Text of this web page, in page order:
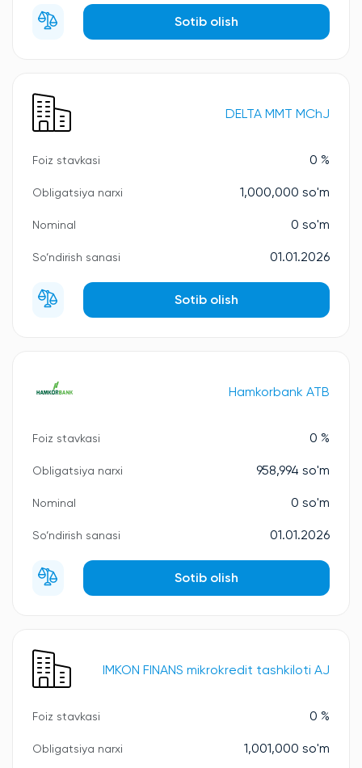
Sotib olish
DELTA MMT MChJ
Foiz stavkasi 0 %
Obligatsiya narxi 1,000,000 so'm
Nominal 0 so'm
So‘ndirish sanasi 01.01.2026
Sotib olish
Hamkorbank ATB
Foiz stavkasi 0 %
Obligatsiya narxi 958,994 so'm
Nominal 0 so'm
So‘ndirish sanasi 01.01.2026
Sotib olish
IMKON FINANS mikrokredit tashkiloti AJ
Foiz stavkasi 0 %
Obligatsiya narxi 1,001,000 so'm